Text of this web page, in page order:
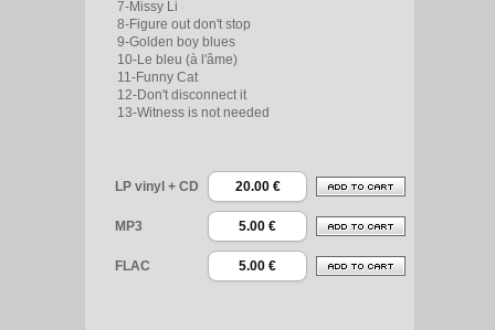
7-Missy Li
8-Figure out don't stop
9-Golden boy blues
10-Le bleu (à l'âme)
11-Funny Cat
12-Don't disconnect it
13-Witness is not needed
LP vinyl + CD 20.00 €
MP3 5.00 €
FLAC 5.00 €